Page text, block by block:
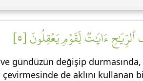
ءَايَٰتٞ لِّقَوۡمٖ يَعۡقِلُونَ [٥]
gündüzün değişip
de aklını kullanan